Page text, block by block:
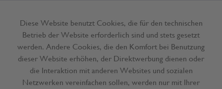
Menü
Diese Website benutzt Cookies, die für den technischen
Betrieb der Website erforderlich sind und stets gesetzt
werden. Andere Cookies, die den Komfort bei Benutzung
dieser Website erhöhen, der Direktwerbung dienen oder
die Interaktion mit anderen Websites und sozialen
Netzwerken vereinfachen sollen, werden nur mit Ihrer